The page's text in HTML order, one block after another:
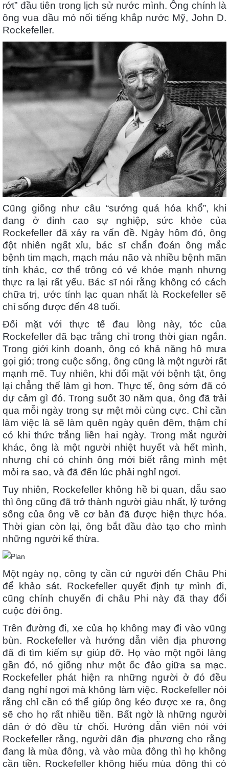
rớt” đầu tiên trong lịch sử nước mình. Ông chính là
ông vua dầu mỏ nổi tiếng khắp nước Mỹ, John D.
Rockefeller.
Cũng giống như câu “sướng quá hóa khổ”, khi
đang ở đỉnh cao sự nghiệp, sức khỏe của
Rockefeller đã xảy ra vấn đề. Ngày hôm đó, ông
đột nhiên ngất xỉu, bác sĩ chẩn đoán ông mắc
bệnh tim mạch, mạch máu não và nhiều bệnh mãn
tính khác, cơ thể trông có vẻ khỏe mạnh nhưng
thực ra lại rất yếu. Bác sĩ nói rằng không có cách
chữa trị, ước tính lạc quan nhất là Rockefeller sẽ
chỉ sống được đến 48 tuổi.
Đối mặt với thực tế đau lòng này, tóc của
Rockefeller đã bạc trắng chỉ trong thời gian ngắn.
Trong giới kinh doanh, ông có khả năng hô mưa
gọi gió; trong cuộc sống, ông cũng là một người rất
mạnh mẽ. Tuy nhiên, khi đối mặt với bệnh tật, ông
lại chẳng thể làm gì hơn. Thực tế, ông sớm đã có
dự cảm gì đó. Trong suốt 30 năm qua, ông đã trải
qua mỗi ngày trong sự mệt mỏi cùng cực. Chỉ cần
làm việc là sẽ làm quên ngày quên đêm, thậm chí
có khi thức trắng liền hai ngày. Trong mắt người
khác, ông là một người nhiệt huyết và hết mình,
nhưng chỉ có chính ông mới biết rằng mình mệt
mỏi ra sao, và đã đến lúc phải nghỉ ngơi.
Tuy nhiên, Rockefeller không hề bi quan, dẫu sao
thì ông cũng đã trở thành người giàu nhất, lý tưởng
sống của ông về cơ bản đã được hiện thực hóa.
Thời gian còn lại, ông bắt đầu đào tạo cho mình
những người kế thừa.
Một ngày nọ, công ty cần cử người đến Châu Phi
để khảo sát. Rockefeller quyết định tự mình đi,
cũng chính chuyến đi châu Phi này đã thay đổi
cuộc đời ông.
Trên đường đi, xe của họ không may đi vào vũng
bùn. Rockefeller và hướng dẫn viên địa phương
đã đi tìm kiếm sự giúp đỡ. Họ vào một ngôi làng
gần đó, nó giống như một ốc đảo giữa sa mạc.
Rockefeller phát hiện ra những người ở đó đều
đang nghỉ ngơi mà không làm việc. Rockefeller nói
rằng chỉ cần có thể giúp ông kéo được xe ra, ông
sẽ cho họ rất nhiều tiền. Bất ngờ là những người
dân ở đó đều từ chối. Hướng dẫn viên nói với
Rockefeller rằng, người dân địa phương cho rằng
đang là mùa đông, và vào mùa đông thì họ không
cần tiền. Rockefeller không hiểu mùa đông thì có